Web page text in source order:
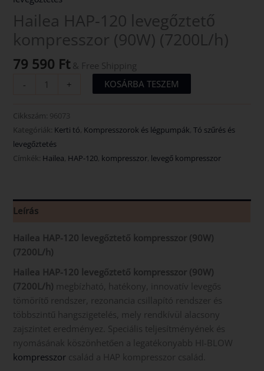
Hailea HAP-120 levegőztető
kompresszor (90W) (7200L/h)
79 590 Ft & Free Shipping
-
+ KOSÁRBA TESZEM
Cikkszám: 96073
Kategóriák: Kerti tó, Kompresszorok és légpumpák,Tó szűrés és
levegőztetés
Címkék: Hailea, HAP-120, kompresszor, levegő kompresszor
Leírás
Hailea HAP-120 levegőztető kompresszor (90W)
(7200L/h)
Hailea HAP-120 levegőztető kompresszor (90W)
(7200L/h) megbízható, hatékony, innovatív levegős
tömörítő rendszer, rezonancia csillapító rendszer és
többszintű hangszigetelés, mely rendkívül alacsony
zajszintet eredményez. Speciális teljesítményének és
nyomásának köszönhetően a legatékonyabb HI-BLOW
kompresszor család a HAP kompresszor család.